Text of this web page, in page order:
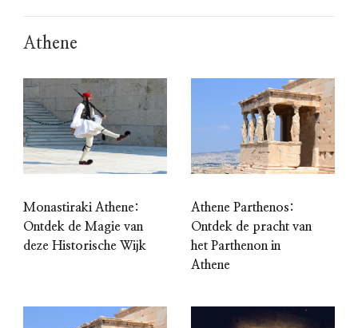
Athene
Monastiraki Athene:
Ontdek de Magie van
deze Historische Wijk
Athene Parthenos:
Ontdek de pracht van
het Parthenon in
Athene